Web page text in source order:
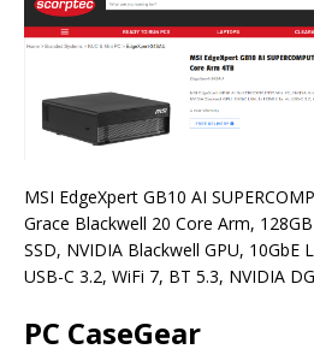
MSI EdgeXpert GB10 AI
Grace Blackwell 20 Core Arm,
SSD, NVIDIA Blackwell GPU, 10GbE
USB-C 3.2, WiFi 7, BT 5.3, NVIDIA
PC CaseGear